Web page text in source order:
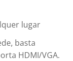
lugar
basta
HDMI/VGA.